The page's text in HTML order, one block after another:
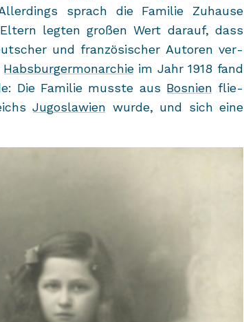
sprach die Fa­mi­lie Zu­hau­se
leg­ten gro­ßen Wert dar­auf, dass
und fran­zö­si­scher Au­toren ver­
Habs­bur­ger­mon­ar­chieim Jahr 1918 fand
Die Fa­mi­lie muss­te aus Bos­ni­en flie­
Ju­go­sla­wi­en wurde, und sich eine